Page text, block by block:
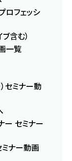
ロフェッシ
含む）
一覧
セミナー動
ー セミナー
ミナー動画